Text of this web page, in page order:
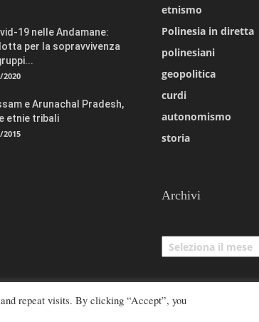
19 nelle Andamane:
per la sopravvivenza
2020
e Arunachal Pradesh,
etnie tribali
2015
etnismo
Polinesia in diretta
polinesiani
geopolitica
curdi
autonomismo
storia
Archivi
Archivi
repeat visits. By clicking “Accept”, you